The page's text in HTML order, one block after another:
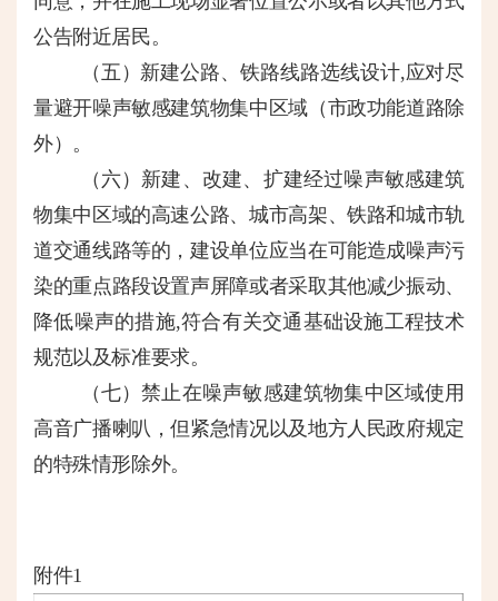
公告附近居民。
（五） 新建公路、铁路线路选线设计,应对尽
量避开噪声敏感建筑物集中区域（市政功能道路除
外）。
（六） 新建、改建、扩建经过噪声敏感建筑
物集中区域的高速公路、城市高架、铁路和城市轨
道交通线路等的，建设单位应当在可能造成噪声污
染的重点路段设置声屏障或者采取其他减少振动、
降低噪声的措施,符合有关交通基础设施工程技术
规范以及标准要求。
（七）禁止在噪声敏感建筑物集中区域使用
高音广播喇叭，但紧急情况以及地方人民政府规定
的特殊情形除外。
附件1